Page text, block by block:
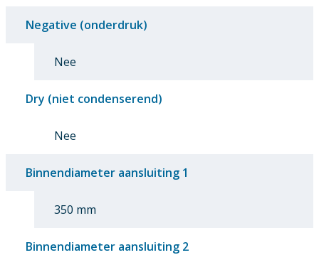
Negative (onderdruk)
Nee
Dry (niet condenserend)
Nee
Binnendiameter aansluiting 1
350 mm
Binnendiameter aansluiting 2